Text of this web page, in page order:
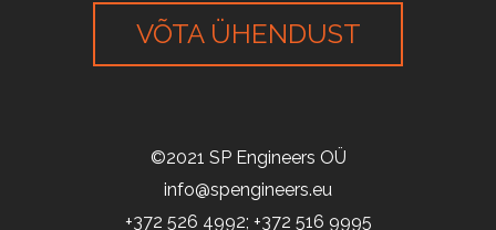
VÕTA ÜHENDUST
©2021 SP Engineers OÜ
info@spengineers.eu
+372 526 4992; +372 516 9995